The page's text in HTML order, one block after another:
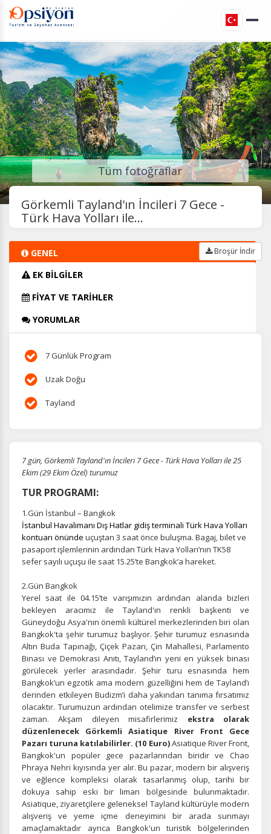
Tüm fotoğraflar
Görkemli Tayland'ın İncileri 7 Gece -
Türk Hava Yolları ile...
GENEL
EK BİLGİLER
FİYAT VE TARİHLER
YORUMLAR
Broşür İndir
7 Günlük Program
Uzak Doğu
Tayland
7 gün, Görkemli Tayland'ın İncileri 7 Gece - Türk Hava Yolları ile 25
Ekim (29 Ekim Özel) turumuz
TUR PROGRAMI:
1.Gün İstanbul – Bangkok
İstanbul Havalimanı Dış Hatlar gidiş terminali Türk Hava Yolları
kontuarı önünde uçuştan 3 saat önce buluşma. Bagaj, bilet ve
pasaport işlemlerinin ardından Türk Hava Yolları’nın TK58
sefer sayılı uçuşu ile saat 15.25’te Bangkok’a hareket.
2.Gün Bangkok
Yerel saat ile 04.15’te varışımızın ardından alanda bizleri
bekleyen aracımız ile Tayland'ın renkli başkenti ve
Güneydoğu Asya'nın önemli kültürel merkezlerinden biri olan
Bangkok'ta şehir turumuz başlıyor. Şehir turumuz esnasında
Altın Buda Tapınağı, Çiçek Pazarı, Çin Mahallesi, Parlamento
Binası ve Demokrasi Anıtı, Tayland’ın yeni en yüksek binası
görülecek yerler arasındadır. Şehir turu esnasında hem
Bangkok’un egzotik ama modern güzelliğini hem de Tayland’ı
derinden etkileyen Budizm’i daha yakından tanıma fırsatımız
olacaktır. Turumuzun ardından otelimize transfer ve serbest
zaman. Akşam dileyen misafirlerimiz ekstra olarak
düzenlenecek Görkemli Asiatique River Front Gece
Pazarı turuna katılabilirler. (10 Euro)Asiatique River Front,
Bangkok'un popüler gece pazarlarından biridir ve Chao
Phraya Nehri kıyısında yer alır. Bu pazar, modern bir alışveriş
ve eğlence kompleksi olarak tasarlanmış olup, tarihi bir
dokuya sahip eski bir liman bölgesinde bulunmaktadır.
Asiatique, ziyaretçilere geleneksel Tayland kültürüyle modern
alışveriş ve yeme içme deneyimini bir arada sunmayı
amaçlamaktadır ayrıca Bangkok'un turistik bölgelerinden